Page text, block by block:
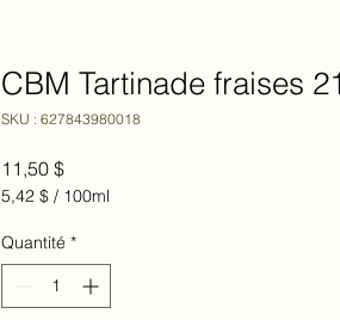
CBM Tartinade fraises
SKU : 627843980018
11,50 $Prix
5,42 $ / 100ml
pour
100
Millilitres
Quantité *